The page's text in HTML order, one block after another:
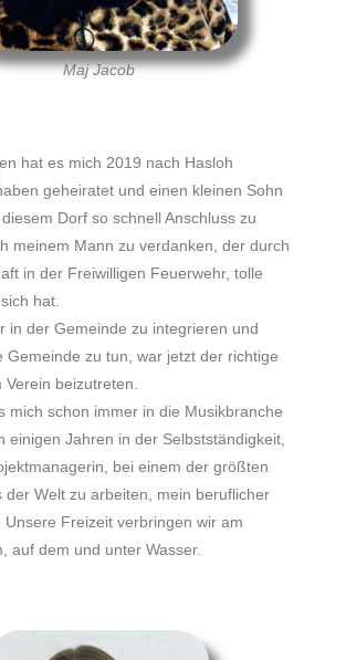
Maj Jacob
hat es mich 2019 nach Hasloh
geheiratet und einen kleinen Sohn
Dorf so schnell Anschluss zu
meinem Mann zu verdanken der durch
in der Freiwilligen Feuerwehr, tolle
hat.
in der Gemeinde zu integrieren und
Gemeinde zu tun, war jetzt der richtige
beizutreten.
mich schon immer in die Musikbranche
einigen Jahren in der Selbstständigkeit,
bei einem der größten
der Welt zu arbeiten, mein beruflicher
Unsere Freizeit verbringen wir am
auf dem und unter Wasser.